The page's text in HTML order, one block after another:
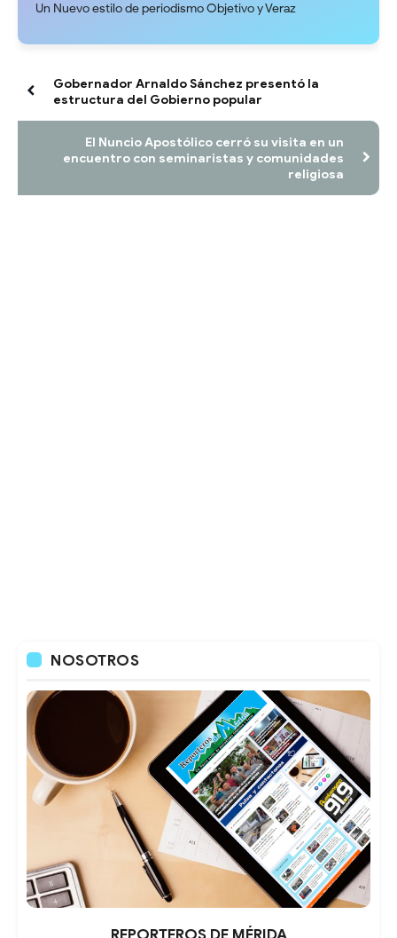
Un Nuevo estilo de periodismo Objetivo y Veraz
Gobernador Arnaldo Sánchez presentó la
estructura del Gobierno popular
El Nuncio Apostólico cerró su visita en un
encuentro con seminaristas y comunidades
religiosa
NOSOTROS